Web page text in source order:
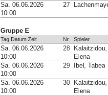
Sa. 06.06.2026
10:00
27
Gruppe E
Tag Datum Zeit Nr. Spieler
Sa. 06.06.2026
10:00
28
Elena
Sa. 06.06.2026
10:00
29 Ibel, Tabea
Sa. 06.06.2026
10:00
30
Elena